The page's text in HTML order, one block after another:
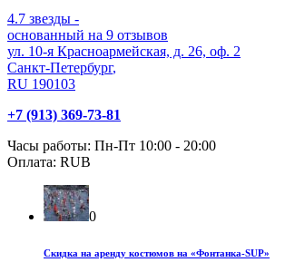
4.7 звезды -
основанный на 9 отзывов
ул. 10-я Красноармейская, д. 26, оф. 2
Санкт-Петербург,
RU 190103
+7 (913) 369-73-81
Часы работы: Пн-Пт 10:00 - 20:00
Оплата: RUB
0
Скидка на аренду костюмов на «Фонтанка-SUP»